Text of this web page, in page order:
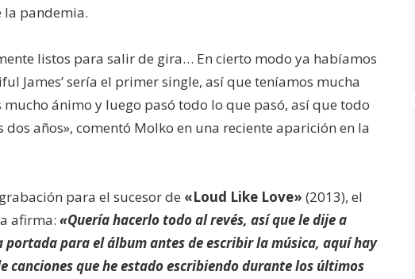
la pandemia.
listos para salir de gira… En cierto modo ya habíamos
James’ sería el primer single, así que teníamos mucha
mucho ánimo y luego pasó todo lo que pasó, así que todo
dos años», comentó Molko en una reciente aparición en la
para el sucesor de «Loud Like Love» (2013), el
afirma: «Quería hacerlo todo al revés, así que le dije a
portada para el álbum antes de escribir la música, aquí hay
canciones que he estado escribiendo durante los últimos